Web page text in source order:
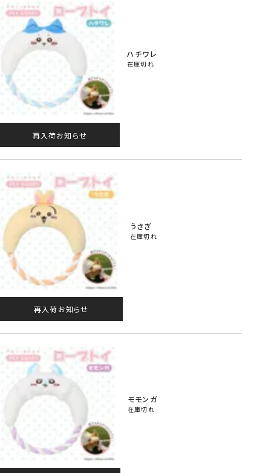
ハチワレ
在庫切れ
再入荷お知らせ
うさぎ
在庫切れ
再入荷お知らせ
モモンガ
在庫切れ